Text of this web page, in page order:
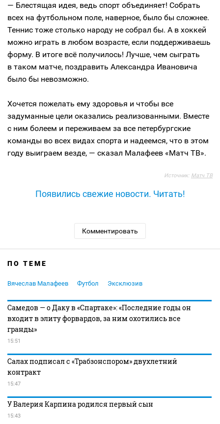
— Блестящая идея, ведь спорт объединяет! Собрать
всех на футбольном поле, наверное, было бы сложнее.
Теннис тоже столько народу не собрал бы. А в хоккей
можно играть в любом возрасте, если поддерживаешь
форму. В итоге всё получилось! Лучше, чем сыграть
в таком матче, поздравить Александра Ивановича
было бы невозможно.
Хочется пожелать ему здоровья и чтобы все
задуманные цели оказались реализованными. Вместе
с ним болеем и переживаем за все петербургские
команды во всех видах спорта и надеемся, что в этом
году выиграем везде, — сказал Малафеев «Матч ТВ».
Источник: Матч ТВ
Появились свежие новости. Читать!
Комментировать
ПО ТЕМЕ
Вячеслав Малафеев Футбол Эксклюзив
Самедов — о Даку в «Спартаке»: «Последние годы он
входит в элиту форвардов, за ним охотились все
гранды»
15:51
Салах подписал с «Трабзонспором» двухлетний
контракт
15:47
У Валерия Карпина родился первый сын
15:43